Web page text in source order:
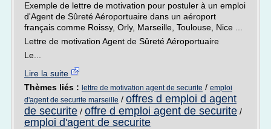
Exemple de lettre de motivation pour postuler à un emploi
d'Agent de Sûreté Aéroportuaire dans un aéroport
français comme Roissy, Orly, Marseille, Toulouse, Nice ...
Lettre de motivation Agent de Sûreté Aéroportuaire
Le...
Lire la suite
Thèmes liés : lettre de motivation agent de securite / emploi
d'agent de securite marseille / offres d emploi d agent
de securite / offre d emploi agent de securite /
emploi d'agent de securite